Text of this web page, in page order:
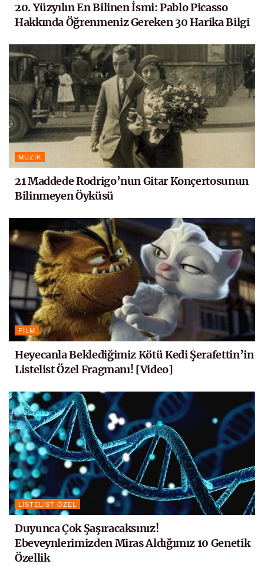
20. Yüzyılın En Bilinen İsmi: Pablo Picasso
Hakkında Öğrenmeniz Gereken 30 Harika Bilgi
MÜZIK
21 Maddede Rodrigo’nun Gitar Konçertosunun
Bilinmeyen Öyküsü
FILM
Heyecanla Beklediğimiz Kötü Kedi Şerafettin’in
Listelist Özel Fragmanı! [Video]
LISTELIST ÖZEL
Duyunca Çok Şaşıracaksınız!
Ebeveynlerimizden Miras Aldığımız 10 Genetik
Özellik